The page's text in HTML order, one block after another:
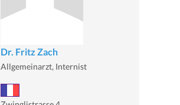
Dr. Fritz Zach
Allgemeinarzt, Internist